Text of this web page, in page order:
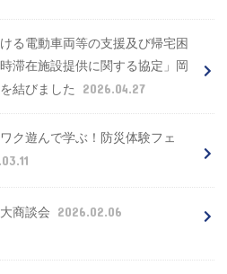
ける電動車両等の支援及び帰宅困
滞在施設提供に関する協定」岡
結びました
2026.04.27
ク遊んで学ぶ！防災体験フェ
商談会 2026.02.06